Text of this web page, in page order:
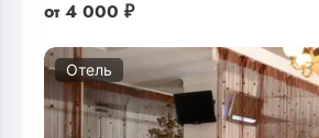
от 4 000 ₽
Отель